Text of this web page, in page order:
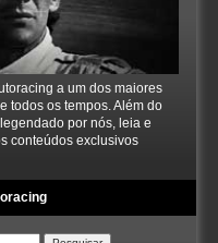
a um dos maiores
todos os tempos. Além do
por nós, leia e
conteúdos exclusivos